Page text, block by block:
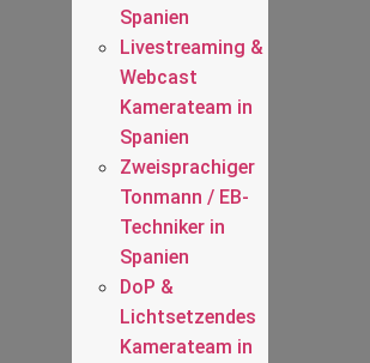
Spanien
Livestreaming &
Webcast
Kamerateam in
Spanien
Zweisprachiger
Tonmann / EB-
Techniker in
Spanien
DoP &
Lichtsetzendes
Kamerateam in